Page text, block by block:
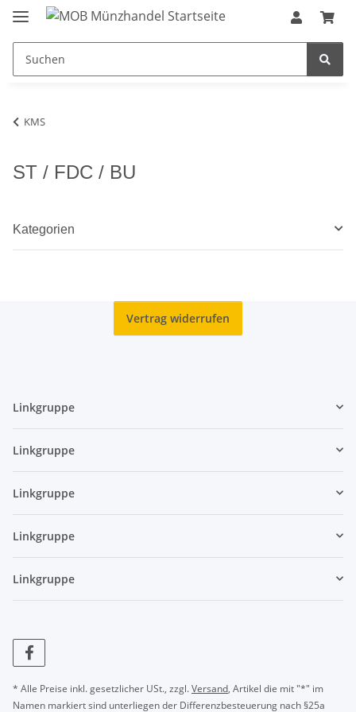
KMS
ST / FDC / BU
Kategorien
Vertrag widerrufen
Linkgruppe
Linkgruppe
Linkgruppe
Linkgruppe
Linkgruppe
* Alle Preise inkl. gesetzlicher USt., zzgl.Versand, Artikel die mit "*" im
Namen markiert sind unterliegen der Differenzbesteuerung nach §25a